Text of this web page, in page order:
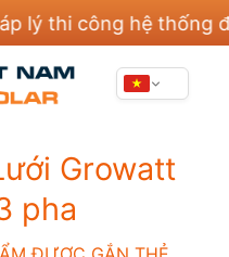
công hệ thống điện
Growatt
pha